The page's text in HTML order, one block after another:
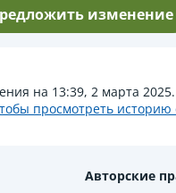
изменение
на 13:39, 2 марта 2025.
просмотреть
Авторские